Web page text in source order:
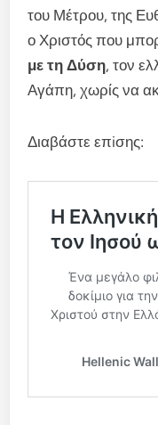
του Μέτρου, της
ο Χριστός που
με τη Δύση, τον
Αγάπη, χωρίς να
Διαβάστε επiσης: